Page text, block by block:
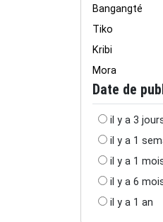
Bangangté
Tiko
Kribi
Mora
Date de
il y a 3
il y a 1
il y a 1
il y a 6
il y a 1 an